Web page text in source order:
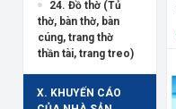
24. Đồ thờ (Tủ
thờ, bàn thờ, bàn
cúng, trang thờ
thần tài, trang treo)
X. KHUYẾN CÁO